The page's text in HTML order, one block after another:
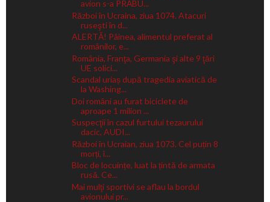
avion s-a PRĂBU...
Război în Ucraina, ziua 1074. Atacuri
ruseşti în d...
ALERTĂ! Pâinea, alimentul preferat al
românilor, e...
România, Franţa, Germania şi alte 9 ţări
UE solici...
Scandal uriaș după tragedia aviatică de
la Washing...
Doi români au furat biciclete de
aproape 1 milion ...
Suspecţii în cazul furtului tezaurului
dacic, AUDI...
Război în Ucraian, ziua 1073. Cel puțin 8
morți, î...
Bloc de locuințe, luat la țintă de armata
rusă. Ce...
Mai mulţi sportivi se aflau la bordul
avionului pr...